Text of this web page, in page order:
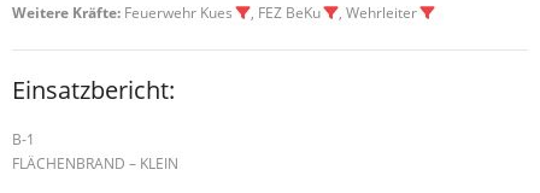
Weitere Kräfte: Feuerwehr Kues , FEZ BeKu , Wehrleiter
Einsatzbericht:
B-1
FLÄCHENBRAND – KLEIN